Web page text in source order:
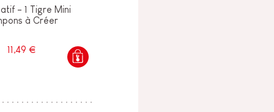
- 1 Tigre Mini
à Créer
11,49 €